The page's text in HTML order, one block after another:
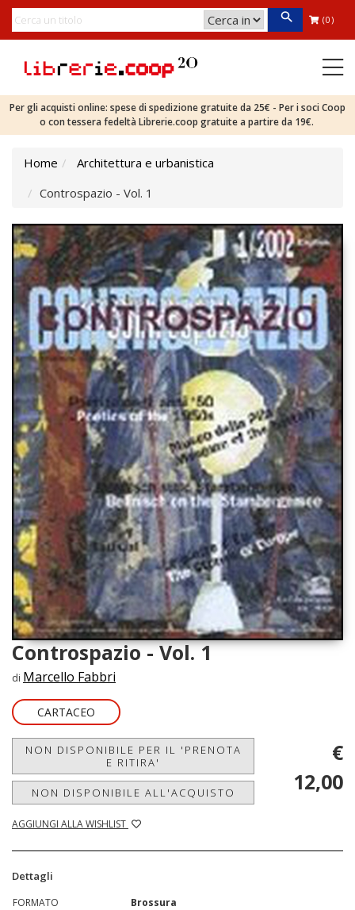
(0)
Per gli acquisti online: spese di spedizione gratuite da 25€ - Per i soci Coop
o con tessera fedeltà Librerie.coop gratuite a partire da 19€.
Home
Architettura e urbanistica
Controspazio - Vol. 1
Controspazio - Vol. 1
di Marcello Fabbri
CARTACEO
NON DISPONIBILE PER IL 'PRENOTA
E RITIRA'
NON DISPONIBILE ALL'ACQUISTO
AGGIUNGI ALLA WISHLIST
€
12,00
Dettagli
FORMATO
Brossura